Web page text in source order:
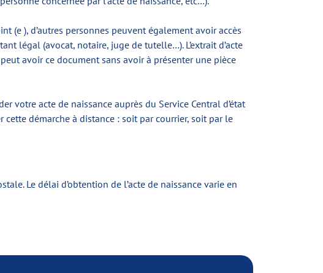
(e ), d’autres personnes peuvent également avoir accès
légal (avocat, notaire, juge de tutelle…). L’extrait d’acte
avoir ce document sans avoir à présenter une pièce
votre acte de naissance auprès du Service Central d’état
démarche à distance : soit par courrier, soit par le
Le délai d’obtention de l’acte de naissance varie en